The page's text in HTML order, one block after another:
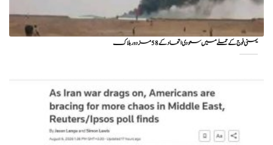
یمنی فوج کے حملے میں سعودی اتحاد کے 58 مزدور ہلاک